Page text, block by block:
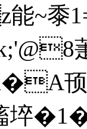
能~黍
顸
埣